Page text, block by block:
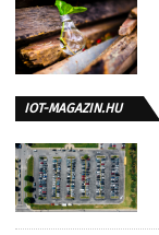
IOT-MAGAZIN.HU